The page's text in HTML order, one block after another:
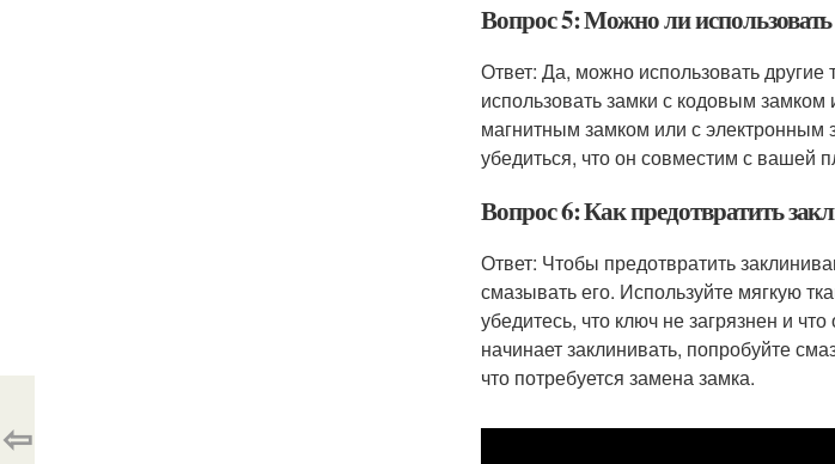
Вопрос 5: Можно ли
Ответ: Да, можно использовать
использовать замки с кодовым
магнитным замком или с электронным
убедиться, что он совместим с вашей
Вопрос 6: Как предотвратить
Ответ: Чтобы предотвратить
смазывать его. Используйте мягкую
убедитесь, что ключ не загрязнен и
начинает заклинивать, попробуйте
что потребуется замена замка.
⇦